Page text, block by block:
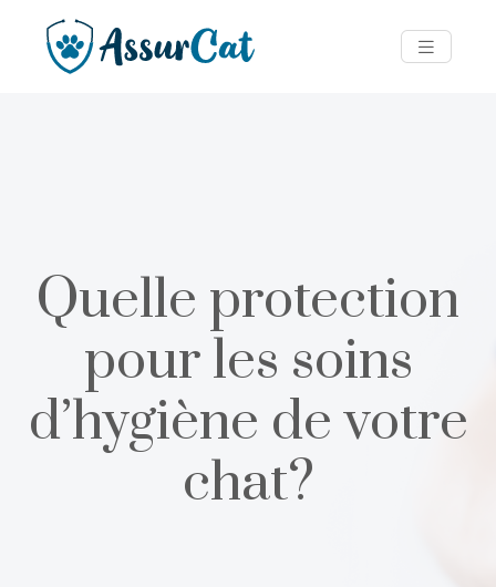
Quelle protection
pour les soins
d’hygiène de votre
chat?